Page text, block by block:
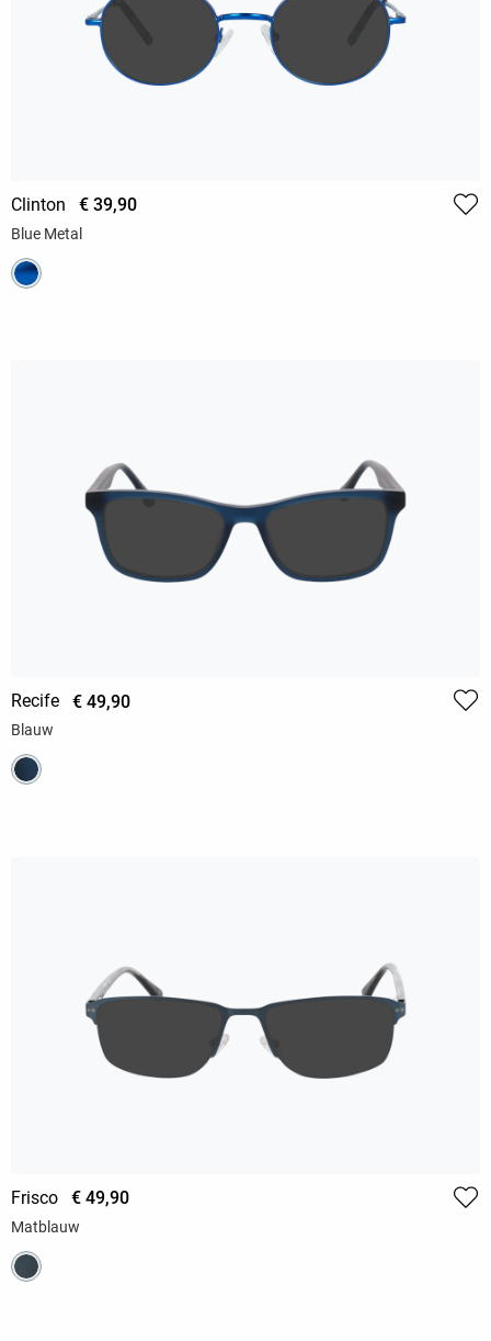
Clinton € 39,90
Blue Metal
Recife € 49,90
Blauw
Frisco € 49,90
Matblauw